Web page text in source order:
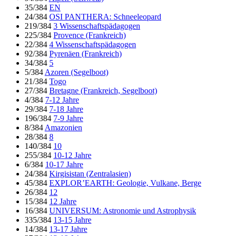
35/384 EN
24/384 OSI PANTHERA: Schneeleopard
219/384 3 Wissenschaftspädagogen
225/384 Provence (Frankreich)
22/384 4 Wissenschaftspädagogen
92/384 Pyrenäen (Frankreich)
34/384 5
5/384 Azoren (Segelboot)
21/384 Togo
27/384 Bretagne (Frankreich, Segelboot)
4/384 7-12 Jahre
29/384 7-18 Jahre
196/384 7-9 Jahre
8/384 Amazonien
28/384 8
140/384 10
255/384 10-12 Jahre
6/384 10-17 Jahre
24/384 Kirgisistan (Zentralasien)
45/384 EXPLOR’EARTH: Geologie, Vulkane, Berge
26/384 12
15/384 12 Jahre
16/384 UNIVERSUM: Astronomie und Astrophysik
335/384 13-15 Jahre
14/384 13-17 Jahre